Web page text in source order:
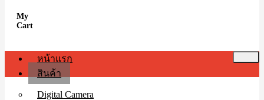
My
Cart
หน้าแรก
สินค้า
Digital Camera